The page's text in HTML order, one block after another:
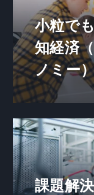
小粒で
知経済
ノミー
課題解